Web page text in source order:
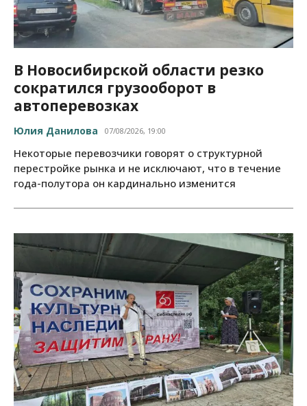
В Новосибирской области резко
сократился грузооборот в
автоперевозках
Юлия Данилова 07/08/2026, 19:00
Некоторые перевозчики говорят о структурной
перестройке рынка и не исключают, что в течение
года-полутора он кардинально изменится